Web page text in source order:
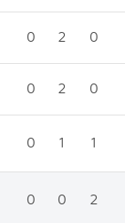
0 2 0
0 2 0
0 1 1
0 0 2